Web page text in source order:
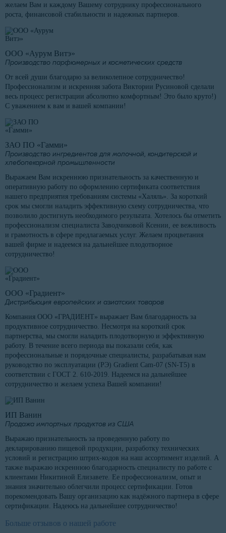
желаем Вам и каждому Вашему сотруднику профессионального
роста, финансовой стабильности и надежных партнеров.
ООО «Аурум Витэ»
Производство парфюмерных и косметических средств
От всей души благодарю за великолепное сотрудничество!
Профессионализм и искренняя забота Виктории Русиновой сделали
весь процесс регистрации абсолютно комфортным! Это было круто!)
С уважением к вам и вашей компании!
ЗАО ПО «Гамми»
Производство ингредиентов для молочной, кондитерской и
хлебопекарной промышленности
Выражаем Вам искреннюю признательность за качественную и
оперативную работу по оформлению сертификата соответствия
нашего предприятия требованиям системы «Халяль». За короткий
срок мы смогли наладить эффективную схему сотрудничества, что
позволило достигнуть необходимого результата. Хотелось бы отметить
профессионализм специалиста Заводчиковой Ксении, ее вежливость
и грамотность в сфере предлагаемых услуг. Желаем процветания
вашей фирме и надеемся на дальнейшее плодотворное
сотрудничество!
ООО «Градиент»
Дистрибьюция европейских и азиатских товаров
Компания ООО «ГРАДИЕНТ» выражает Вам благодарность за
продуктивное сотрудничество. Несмотря на короткий срок
партнерства, мы смогли наладить плодотворную и эффективную
работу. В течение всего периода вы показали себя, как
профессиональные и порядочные специалисты, разрабатывая нам
руководство по эксплуатации (РЭ) Gradient Cam-07 (SN-T5) в
соответствии с ГОСТ 2. 610-2019. Надеемся на дальнейшее
сотрудничество и желаем успеха Вашей компании!
ИП Ванин
Продажа импортных продуктов из США
Выражаю признательность за проведенную работу по
декларированию пищевой продукции, разработку технических
условий и регистрацию штрих-кодов на наш ассортимент изделий. А
также выражаю искреннюю благодарность специалисту по работе с
клиентами Никитиной Елизавете. Ее профессионализм, опыт и
знания значительно облегчили процесс сертификации. Готов
порекомендовать Вашу организацию как надёжного партнера в сфере
сертификации. Надеюсь на дальнейшее сотрудничество!
Больше отзывов о нашей работе